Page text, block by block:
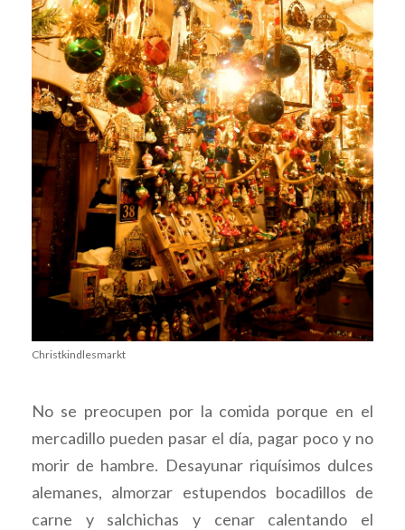
Christkindlesmarkt
No se preocupen por la comida porque en el
mercadillo pueden pasar el día, pagar poco y no
morir de hambre. Desayunar riquísimos dulces
alemanes, almorzar estupendos bocadillos de
carne y salchichas y cenar calentando el